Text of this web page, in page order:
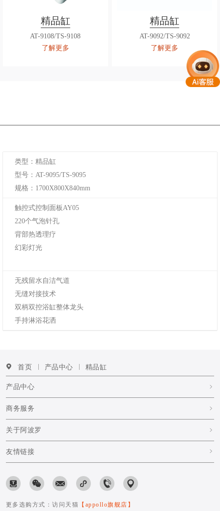
精品缸
AT-9108/TS-9108
了解更多
精品缸
AT-9092/TS-9092
了解更多
类型：精品缸
型号：AT-9095/TS-9095
规格：1700X800X840mm
触控式控制面板AY05
220个气泡针孔
背部热透理疗
幻彩灯光
无残留水自洁气道
无缝对接技术
双柄双控浴缸整体⻰头
手持淋浴花洒
首页 产品中心 精品缸
产品中心
商务服务
关于阿波罗
友情链接
更多选购方式：访问天猫 【appollo旗舰店】